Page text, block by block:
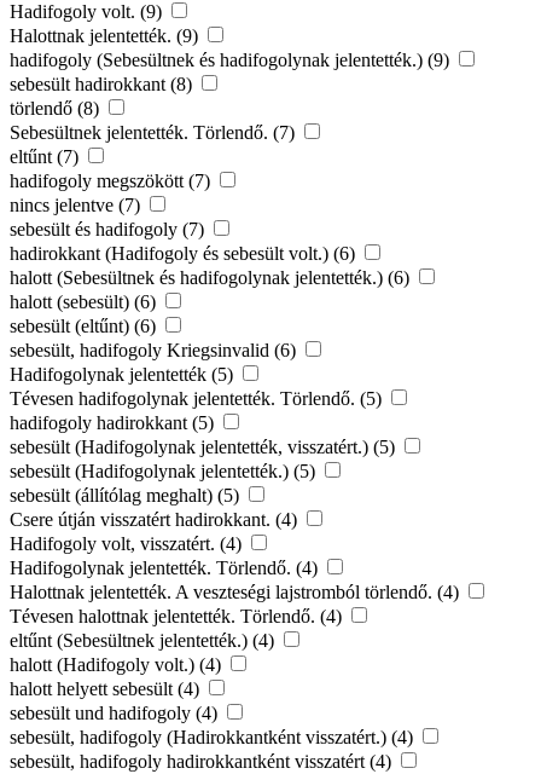
Hadifogoly volt. (9)
Halottnak jelentették. (9)
hadifogoly (Sebesültnek és hadifogolynak jelentették.) (9)
sebesült hadirokkant (8)
törlendő (8)
Sebesültnek jelentették. Törlendő. (7)
eltűnt (7)
hadifogoly megszökött (7)
nincs jelentve (7)
sebesült és hadifogoly (7)
hadirokkant (Hadifogoly és sebesült volt.) (6)
halott (Sebesültnek és hadifogolynak jelentették.) (6)
halott (sebesült) (6)
sebesült (eltűnt) (6)
sebesült, hadifogoly Kriegsinvalid (6)
Hadifogolynak jelentették (5)
Tévesen hadifogolynak jelentették. Törlendő. (5)
hadifogoly hadirokkant (5)
sebesült (Hadifogolynak jelentették, visszatért.) (5)
sebesült (Hadifogolynak jelentették.) (5)
sebesült (állítólag meghalt) (5)
Csere útján visszatért hadirokkant. (4)
Hadifogoly volt, visszatért. (4)
Hadifogolynak jelentették. Törlendő. (4)
Halottnak jelentették. A veszteségi lajstromból törlendő. (4)
Tévesen halottnak jelentették. Törlendő. (4)
eltűnt (Sebesültnek jelentették.) (4)
halott (Hadifogoly volt.) (4)
halott helyett sebesült (4)
sebesült und hadifogoly (4)
sebesült, hadifogoly (Hadirokkantként visszatért.) (4)
sebesült, hadifogoly hadirokkantként visszatért (4)